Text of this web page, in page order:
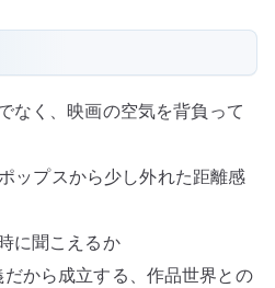
なく、映画の空気を背負って
ップスから少し外れた距離感
に聞こえるか
から成立する、作品世界との